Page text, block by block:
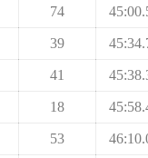
74
39
41
18
53